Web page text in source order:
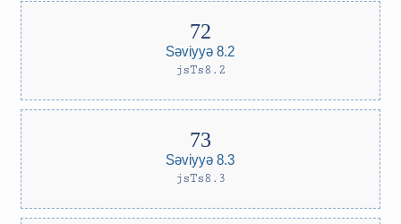
Səviyyə 8.2
jsTs8.2
Səviyyə 8.3
jsTs8.3